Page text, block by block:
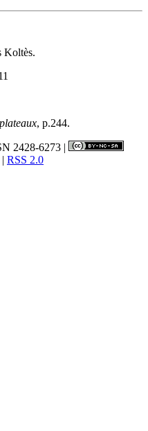
Koltès.
, p.244.
2428-6273 |
| RSS 2.0